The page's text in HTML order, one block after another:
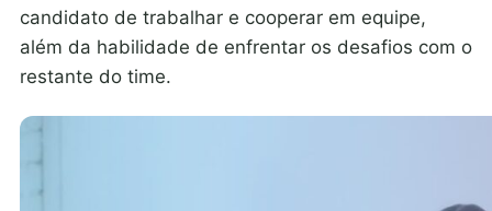
candidato de trabalhar e cooperar em equipe,
além da habilidade de enfrentar os desafios com o
restante do time.